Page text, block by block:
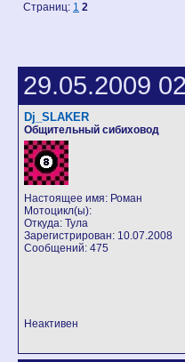
Страниц: 1 2
29.05.2009
Dj_SLAKER
Общительный сибиховод
Настоящее имя: Роман
Мотоцикл(ы):
Откуда: Тула
Зарегистрирован: 10.07.2008
Сообщений: 475
Неактивен